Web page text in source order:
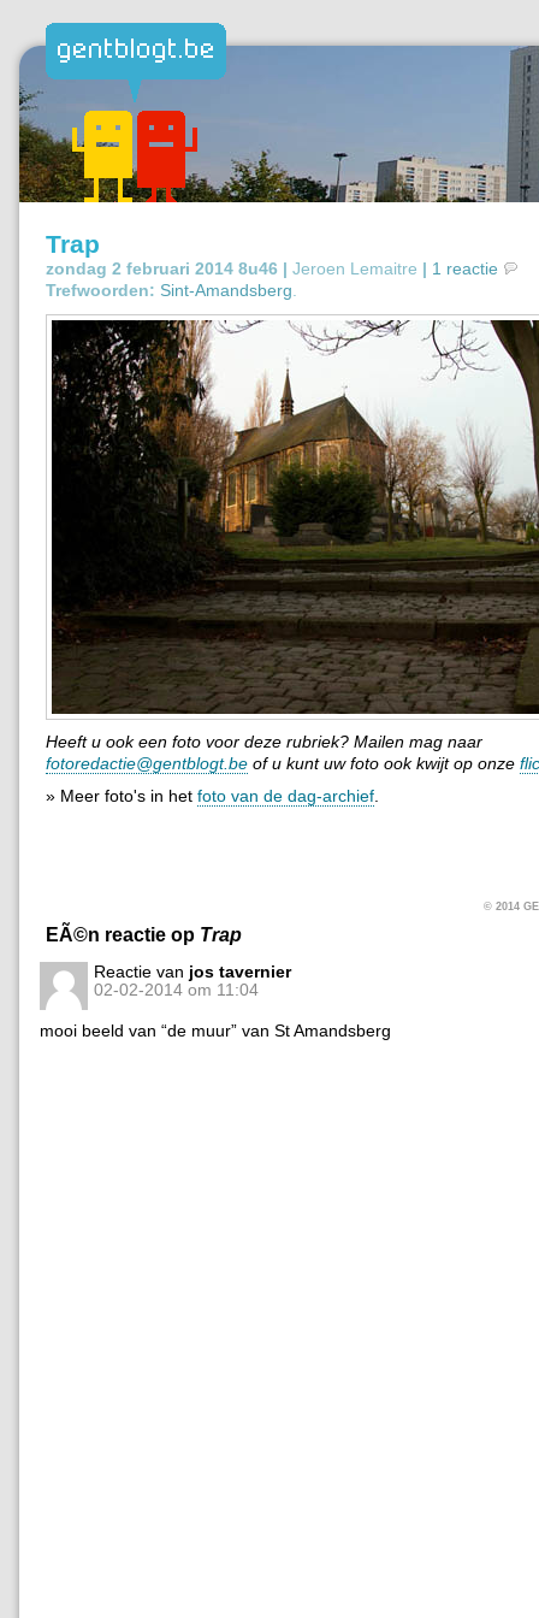
Trap
zondag 2 februari 2014 8u46 | Jeroen Lemaitre | 1 reactie
Trefwoorden: Sint-Amandsberg
Heeft u ook een foto voor deze rubriek? Mailen mag naar
fotoredactie@gentblogt.be of u kunt uw foto ook kwijt op onze
» Meer foto's in het foto van de dag-archief
© 2014
EÃ©n reactie op Trap
Reactie van jos tavernier
02-02-2014 om 11:04
mooi beeld van “de muur” van St Amandsberg